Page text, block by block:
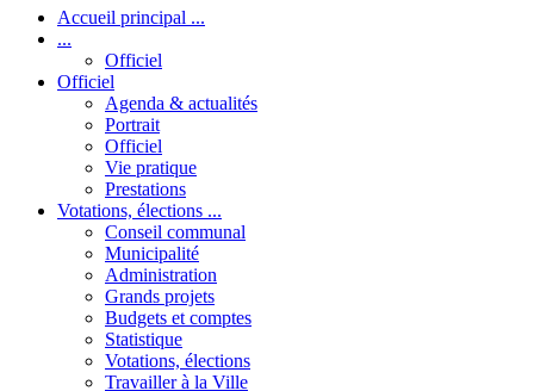
Accueil principal ...
...
Officiel
Officiel
Agenda & actualités
Portrait
Officiel
Vie pratique
Prestations
Votations, élections ...
Conseil communal
Municipalité
Administration
Grands projets
Budgets et comptes
Statistique
Votations, élections
Travailler à la Ville